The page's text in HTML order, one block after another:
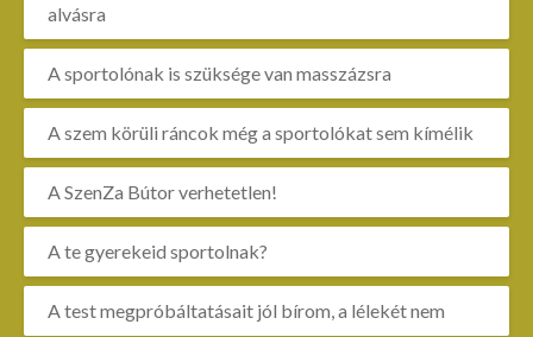
alvásra
A sportolónak is szüksége van masszázsra
A szem körüli ráncok még a sportolókat sem kímélik
A SzenZa Bútor verhetetlen!
A te gyerekeid sportolnak?
A test megpróbáltatásait jól bírom, a lélekét nem